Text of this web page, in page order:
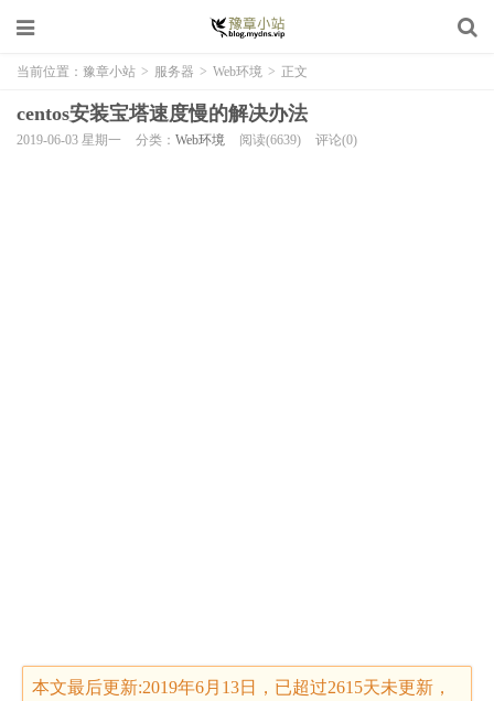
当前位置： 豫章小站 > 服务器 > Web环境 > 正文
centos安装宝塔速度慢的解决办法
2019-06-03 星期一 分类： Web环境 阅读(6639) 评论(0)
本文最后更新:2019年6月13日，已超过2615天未更新，